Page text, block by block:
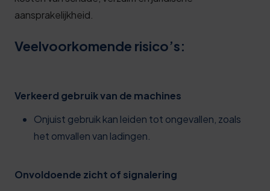
aansprakelijkheid.
Veelvoorkomende risico’s:
Verkeerd gebruik van de machines
Onjuist gebruik kan leiden tot ongevallen, zoals
het omvallen van ladingen.
Onvoldoende zicht of signalering